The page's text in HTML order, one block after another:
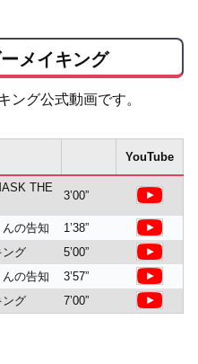
メイキング
ング公式動画です。
YouTube
THE
3’00”
の告知
1’38”
グ
5’00”
の告知
3’57”
グ
7’00”